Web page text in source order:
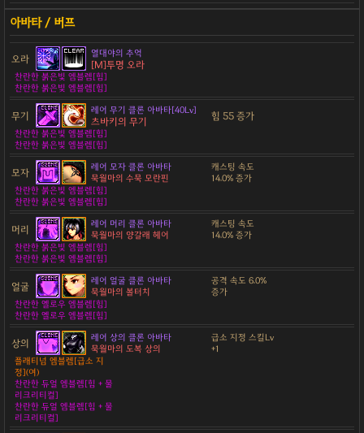
오라 열대야의 추억
[M]투명 오라
찬란한 붉은빛 엠블렘[힘]
찬란한 붉은빛 엠블렘[힘]
무기 레어 무기 클론 아바타[40Lv]
츠바키의 무기 힘 55 증가
찬란한 붉은빛 엠블렘[힘]
찬란한 붉은빛 엠블렘[힘]
모자
레어 모자 클론 아바타
묵월마의 수묵 모란핀
캐스팅 속도
14.0% 증가
찬란한 붉은빛 엠블렘[힘]
찬란한 붉은빛 엠블렘[힘]
머리
레어 머리 클론 아바타
묵월마의 양갈래 헤어
캐스팅 속도
14.0% 증가
찬란한 붉은빛 엠블렘[힘]
찬란한 붉은빛 엠블렘[힘]
얼굴
레어 얼굴 클론 아바타
묵월마의 볼터치
공격 속도 6.0%
증가
찬란한 옐로우 엠블렘[힘]
찬란한 옐로우 엠블렘[힘]
상의
레어 상의 클론 아바타
묵월마의 도복 상의
급소 지정 스킬Lv
+1
플래티넘 엠블렘[급소 지
정](여)
찬란한 듀얼 엠블렘[힘 + 물
리크리티컬]
찬란한 듀얼 엠블렘[힘 + 물
리크리티컬]